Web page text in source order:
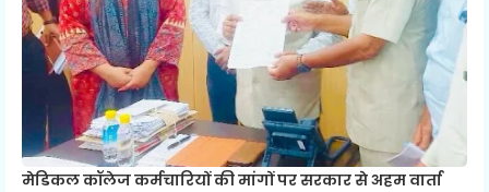
मेडिकल कॉलेज कर्मचारियों की मांगों पर सरकार से अहम वार्ता